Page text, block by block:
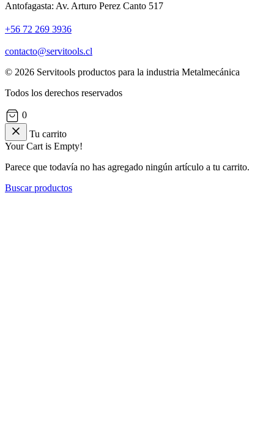
Antofagasta: Av. Arturo Perez Canto 517
+56 72 269 3936
contacto@servitools.cl
© 2026 Servitools productos para la industria Metalmecánica
Todos los derechos reservados
0
Tu carrito
Your Cart is Empty!
Parece que todavía no has agregado ningún artículo a tu carrito.
Buscar productos